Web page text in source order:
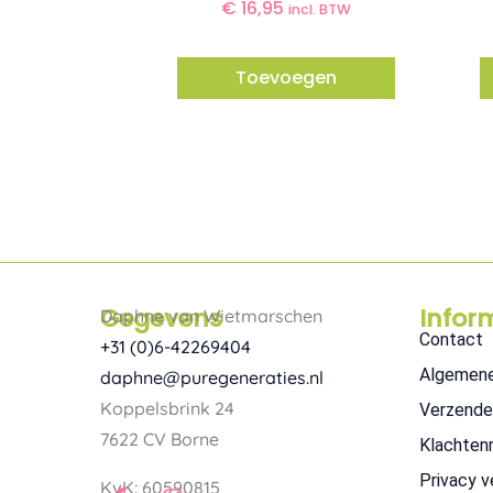
€ 16,95 incl. BTW
Toevoegen
Gegevens
Daphne van Wietmarschen
+31 (0)6-42269404
daphne@puregeneraties.nl
Koppelsbrink 24
7622 CV Borne
KvK: 60590815
Contact
Privacy